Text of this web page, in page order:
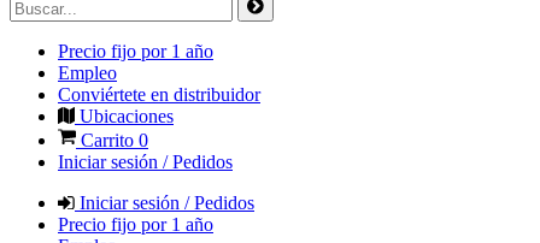
Precio fijo por 1 año
Empleo
Conviértete en distribuidor
Ubicaciones
Carrito 0
Iniciar sesión / Pedidos
Iniciar sesión / Pedidos
Precio fijo por 1 año